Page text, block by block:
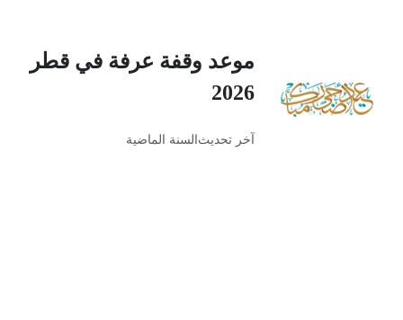
موعد وقفة عرفة في قطر
2026
آخر تحديث السنة الماضية